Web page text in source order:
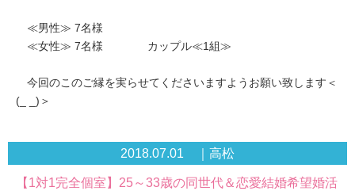
≪男性≫ 7名様
≪女性≫ 7名様 カップル≪1組≫
今回のこのご縁を実らせてくださいますようお願い致します＜
(_ _)＞
2018.07.01 ｜高松
【1対1完全個室】25～33歳の同世代＆恋愛結婚希望婚活